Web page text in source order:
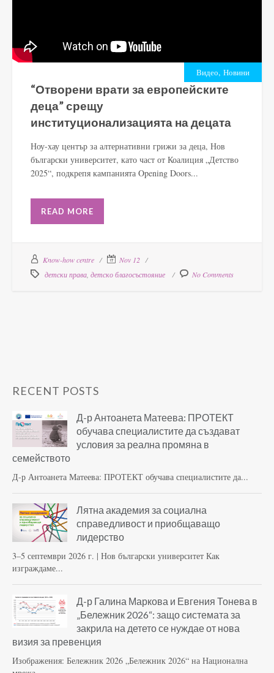
Видео, Новини
“Отворени врати за европейските
деца” срещу
институционализацията на децата
Ноу-хау център за алтернативни грижи за деца, Нов
български университет, като част от Коалиция „Детство
2025“, подкрепя кампанията Opening Doors...
READ MORE
Know-how centre
Nov 12
детски права детско благосъстояние No Comments
RECENT POSTS
Д-р Антоанета Матеева: ПРОТЕКТ
обучава специалистите да създават
условия за реална промяна в
семейството
Д-р Антоанета Матеева: ПРОТЕКТ обучава специалистите да...
Лятна академия за социална
справедливост и приобщаващо
лидерство
3–5 септември 2026 г. | Нов български университет Как
изграждаме...
Д-р Галина Маркова и Евгения Тонева в
„Бележник 2026“: защо системата за
закрила на детето се нуждае от нова
визия за превенция
Изображения: Бележник 2026 „Бележник 2026“ на Национална